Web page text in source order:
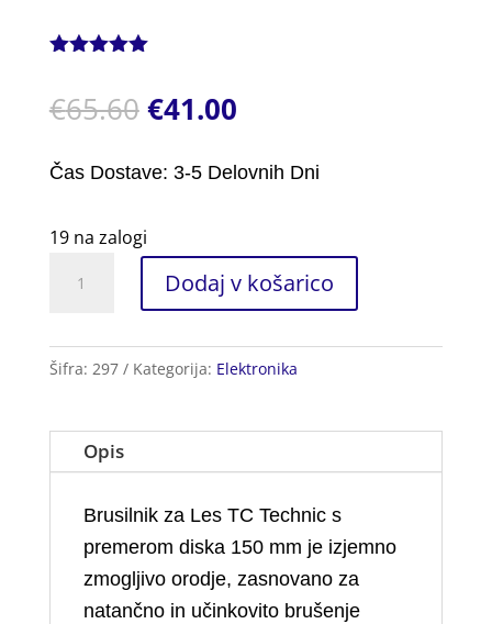
na podlagi
ocene
€65.60 €41.00
Čas Dostave: 3-5 Delovnih Dni
19 na zalogi
količina
Dodaj v košarico
Šifra: 297 Kategorija: Elektronika
Opis
Brusilnik za Les TC Technic s
premerom diska 150 mm je izjemno
zmogljivo orodje, zasnovano za
natančno in učinkovito brušenje